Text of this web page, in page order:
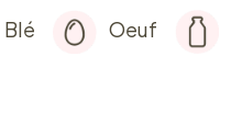
Blé Oeuf